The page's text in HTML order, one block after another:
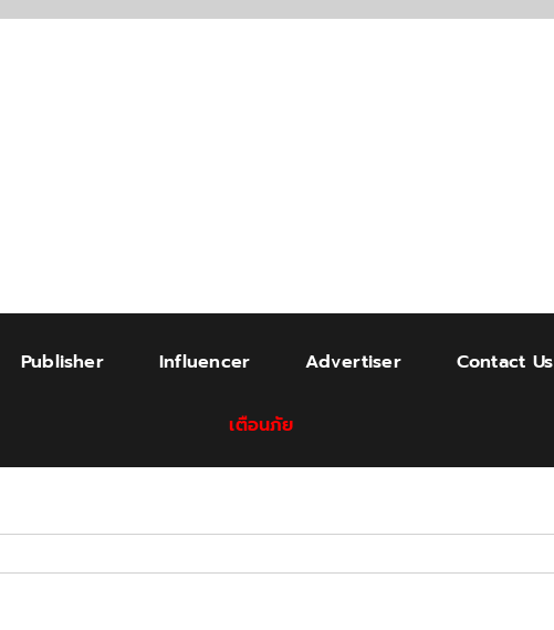
Publisher Influencer Advertiser Contact Us
เตือนภัย